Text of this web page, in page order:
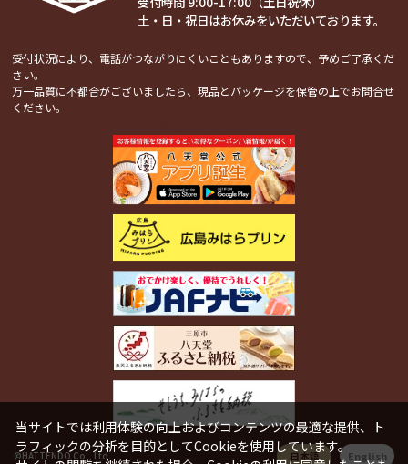
土・日・祝日はお休みをいただいております。
受付状況により、電話がつながりにくいこともありますので、予めご了承くだ
さい。
万一品質に不都合がございましたら、現品とパッケージを保管の上でお問合せ
ください。
©HATTENDO Co., Ltd. 日本語 English
当サイトでは利用体験の向上およびコンテンツの最適な提供、ト
ラフィックの分析を目的としてCookieを使用しています。